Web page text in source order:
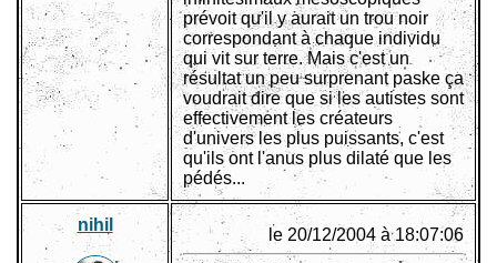
prévoit qu'il y aurait un trou noir
correspondant à chaque individu
qui vit sur terre. Mais c'est un
résultat un peu surprenant paske ça
voudrait dire que si les autistes sont
effectivement les créateurs
d'univers les plus puissants, c'est
qu'ils ont l'anus plus dilaté que les
pédés...
nihil
le 20/12/2004 à 18:07:06